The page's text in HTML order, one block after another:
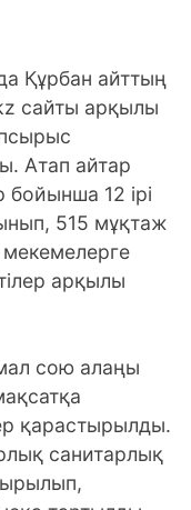
Құрбан айттың
сайты арқылы
Атап айтар
бойынша 12 ірі
515 мұқтаж
арқылы
сою алаңы
қарастырылды.
санитарлық